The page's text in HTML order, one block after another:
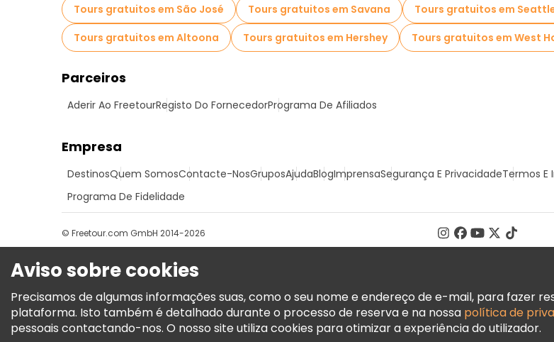
Tours gratuitos em São José
Tours gratuitos em Savana Tours gratuitos em
Tours gratuitos em Altoona
Tours gratuitos em Hershey Tours gratuitos em West
Parceiros
Aderir Ao FreetourRegisto Do FornecedorPrograma De Afiliados
Empresa
DestinosQuem SomosContacte-NosGruposAjudaBlogImprensaSegurança E PrivacidadeTermos E
Programa De Fidelidade
© Freetour.com GmbH 2014-2026
Aviso sobre cookies
Precisamos de algumas informações suas, como o seu nome e endereço de e-mail, para fazer
plataforma. Isto também é detalhado durante o processo de reserva e na nossa política de
pessoais contactando-nos. O nosso site utiliza cookies para otimizar a experiência do utilizador.